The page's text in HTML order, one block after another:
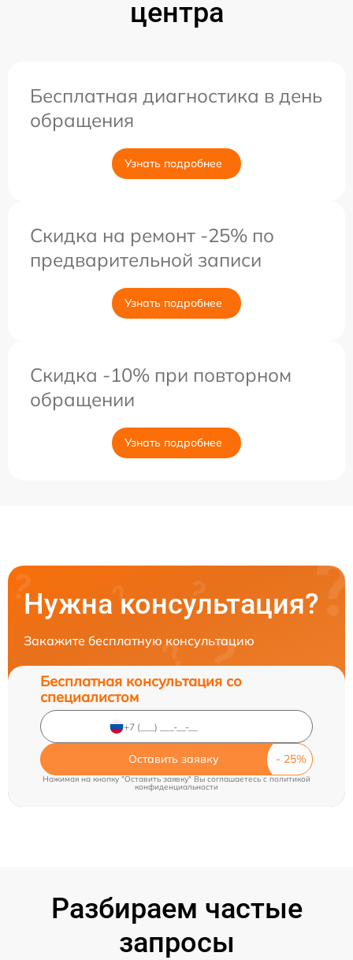
центра
Бесплатная диагностика в день
обращения
Узнать подробнее
Скидка на ремонт -25% по
предварительной записи
Узнать подробнее
Скидка -10% при повторном
обращении
Узнать подробнее
Нужна консультация?
Закажите бесплатную консультацию
Бесплатная консультация со
специалистом
Оставить заявку
Нажимая на кнопку "Оставить заявку" Вы соглашаетесь cполитикой
конфиденциальности
Разбираем частые
запросы